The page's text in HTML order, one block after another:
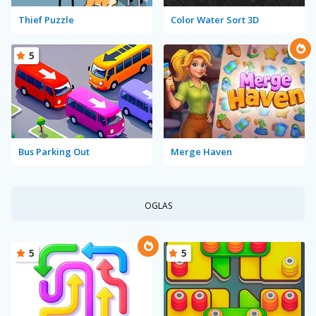
Thief Puzzle Color Water Sort 3D
Bus Parking Out
5
Merge Haven
OGLAS
5 5